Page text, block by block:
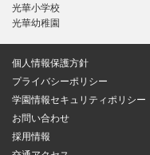
光華小学校
光華幼稚園
個人情報保護方針
プライバシーポリシー
学園情報セキュリティポリシー
お問い合わせ
採用情報